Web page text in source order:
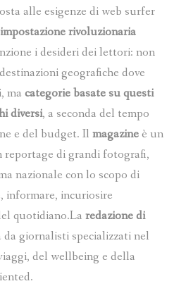
alle esigenze di web surfer
impostazione rivoluzionaria
i desideri dei lettori: non
geografiche dove
ma categorie basate su questi
diversi, a seconda del tempo
e del budget. Il magazineè un
di grandi fotografi,
nazionale con lo scopo di
informare, incuriosire
quotidiano.La redazione di
giornalisti specializzati nel
del wellbeing e della